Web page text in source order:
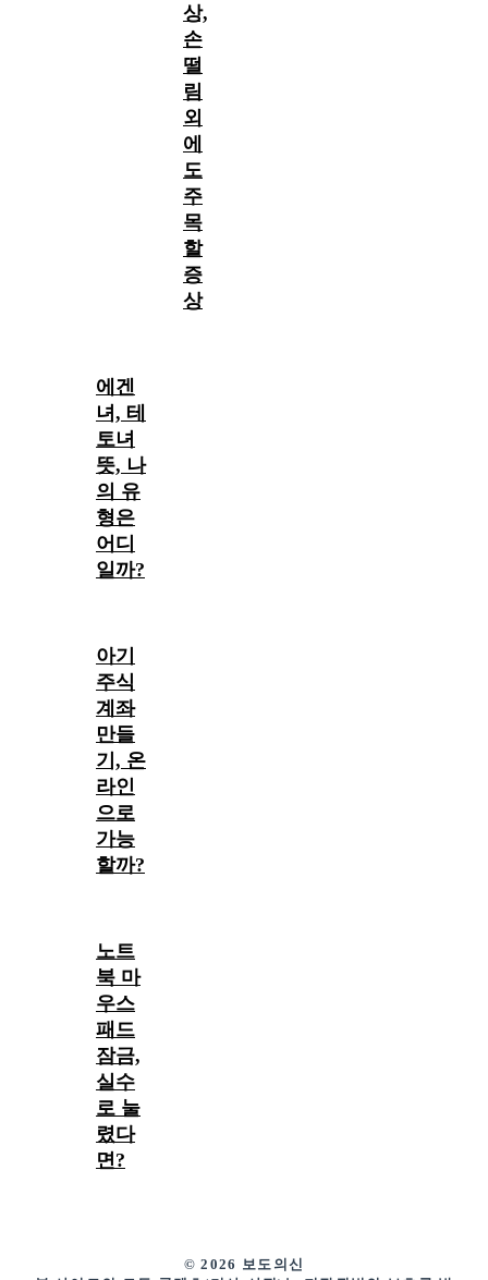
상,
손
떨
림
외
에
도
주
목
할
증
상
에겐
녀, 테
토녀
뜻, 나
의 유
형은
어디
일까?
아기
주식
계좌
만들
기, 온
라인
으로
가능
할까?
노트
북 마
우스
패드
잠금,
실수
로 눌
렸다
면?
© 2026 보도의신